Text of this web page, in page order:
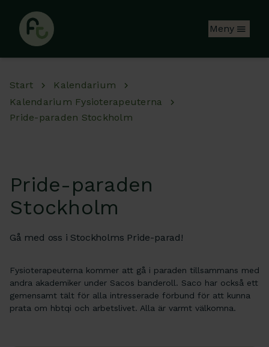
Meny
Start
Kalendarium
Kalendarium Fysioterapeuterna
Pride-paraden Stockholm
Pride-paraden
Stockholm
Gå med oss i Stockholms Pride-parad!
Fysioterapeuterna kommer att gå i paraden tillsammans med
andra akademiker under Sacos banderoll. Saco har också ett
gemensamt tält för alla intresserade förbund för att kunna
prata om hbtqi och arbetslivet. Alla är varmt välkomna.